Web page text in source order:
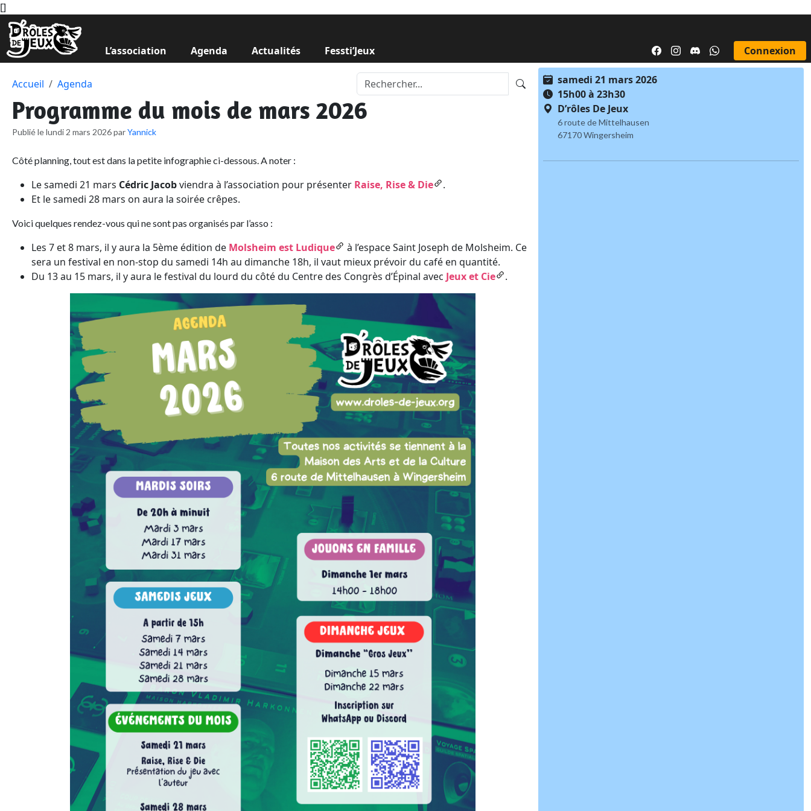
[]
L’association Agenda Actualités Fessti’Jeux Connexion
Accueil Agenda
Programme du mois de mars 2026
Publié le lundi 2 mars 2026 parYannick
Côté planning, tout est dans la petite infographie ci-dessous. A noter :
Le samedi 21 mars Cédric Jacobviendra à l’association pour présenter Raise, Rise & Die
.
Et le samedi 28 mars on aura la soirée crêpes.
Voici quelques rendez-vous qui ne sont pas organisés par l’asso :
Les 7 et 8 mars, il y aura la 5ème édition de Molsheim est Ludique
à l’espace Saint Joseph de Molsheim. Ce
sera un festival en non-stop du samedi 14h au dimanche 18h, il vaut mieux prévoir du café en quantité.
Du 13 au 15 mars, il y aura le festival du lourd du côté du Centre des Congrès d’Épinal avec Jeux et Cie .
samedi 21 mars 2026
15h00 à 23h30
D’rôles De Jeux
6 route de Mittelhausen
67170 Wingersheim